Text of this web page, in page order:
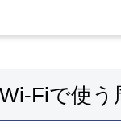
Fiで使う